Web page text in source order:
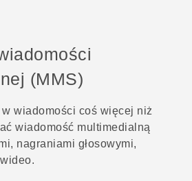
HTC
(MMS)
wiadomości coś więcej niż
wiadomość multimedialną
nagraniami głosowymi,